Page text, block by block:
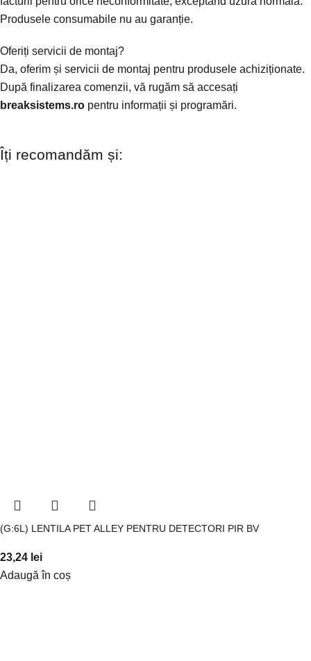
Produsele consumabile nu au garanție.
Oferiți servicii de montaj?
Da, oferim și servicii de montaj pentru produsele achiziționate.
După finalizarea comenzii, vă rugăm să accesați
breaksistems.ro pentru informații și programări.
Îți recomandăm și:
(G:6L) LENTILA PET ALLEY PENTRU DETECTORI PIR BV
23,24 lei
Adaugă în coș